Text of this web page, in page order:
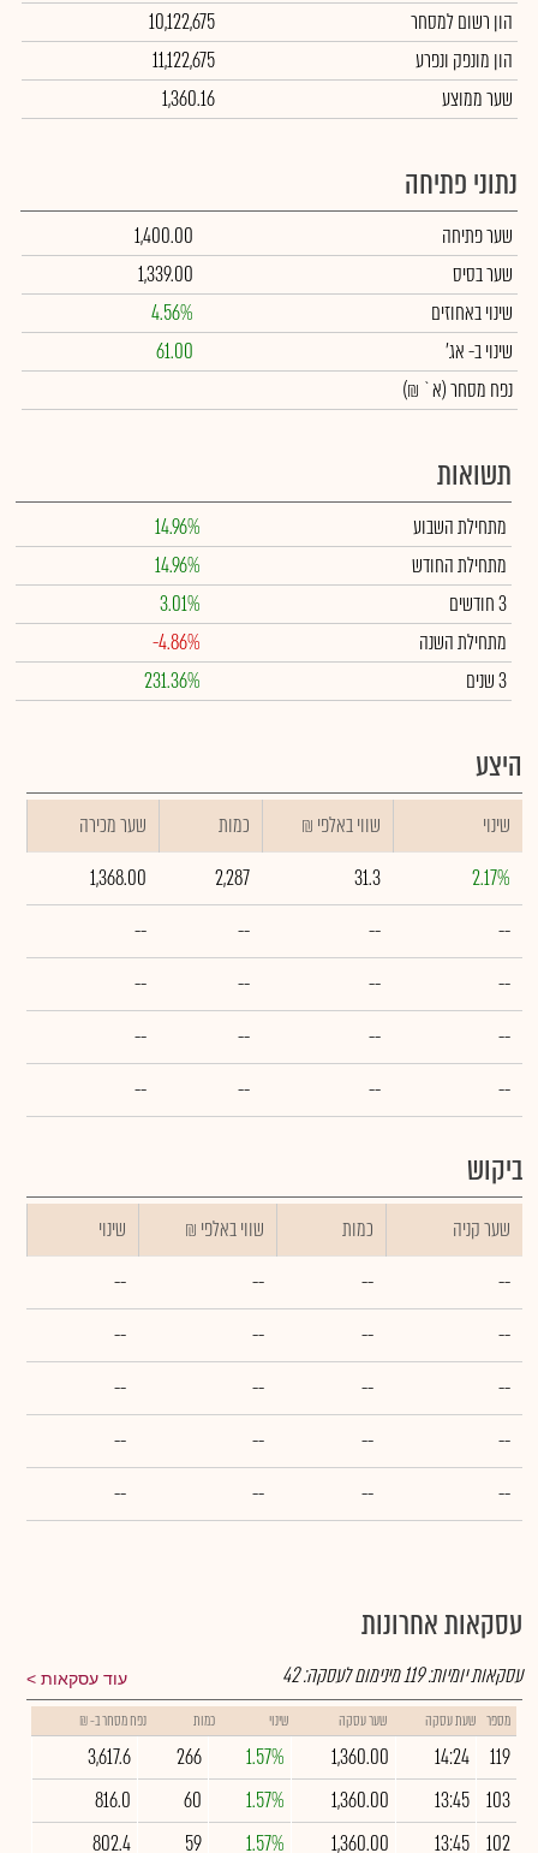
הון רשום למסחר
10,122,675
הון מונפק ונפרע
11,122,675
שער ממוצע
1,360.16
נתוני פתיחה
שער פתיחה
1,400.00
שער בסיס
1,339.00
שינוי באחוזים
4.56%
שינויב- אג'
61.00
נפח מסחר(א` ₪)
תשואות
מתחילת השבוע
14.96%
מתחילת החודש
14.96%
3 חודשים
3.01%
מתחילת השנה
-4.86%
3 שנים
231.36%
היצע
שינוי ₪ שווי באלפי כמות
שער מכירה
2.17%
31.3
2,287
1,368.00
--
--
--
--
--
--
--
--
--
--
--
--
--
--
--
--
ביקוש
שער קניה כמות ₪ שווי באלפי
שינוי
--
--
--
--
--
--
--
--
--
--
--
--
--
--
--
--
--
--
--
--
עסקאות אחרונות
עוד עסקאות עסקאות יומיות:119מינימום לעסקה:42
מספר שעת עסקה שער עסקה שינוי כמות נפח מסחר ב- ₪
119
14:24
1,360.00
1.57%
266
3,617.6
103
13:45
1,360.00
1.57%
60
816.0
102
13:45
1,360.00
1.57%
59
802.4